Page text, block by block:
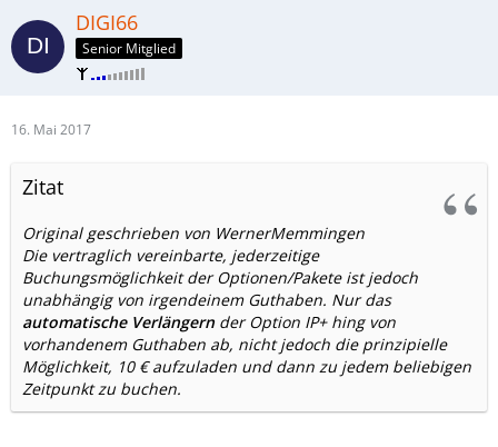
DIGI66
Senior Mitglied
16. Mai 2017
Zitat
Original geschrieben von WernerMemmingen
Die vertraglich vereinbarte, jederzeitige
Buchungsmöglichkeit der Optionen/Pakete ist jedoch
unabhängig von irgendeinem Guthaben. Nur das
automatische Verlängern der Option IP+ hing von
vorhandenem Guthaben ab, nicht jedoch die prinzipielle
Möglichkeit, 10 € aufzuladen und dann zu jedem beliebigen
Zeitpunkt zu buchen.